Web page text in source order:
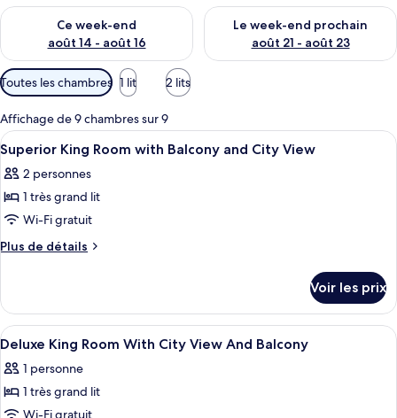
Ce week-end
août 14 - août 16
Vérifier la disponibilité pour ce week-end août 14 - août 16
Le week-end prochain
août 21 - août 23
Vérifier la disponibilité pour
Filtres
disponibles
pour
les
chambres
Toutes les chambres 1 lit 2 lits
Affichage de 9 chambres sur 9
Afficher
toutes
les
photos
pour
ce
chambre :
Superior
King
Room
with
Balcony
Une chambre d’hôtel équipée d’un
2
Superior King Room with Balcony and City View
2 personnes
1 très grand lit
Wi-Fi gratuit
Plus de détails
Plus
le
type
de
Superior
King
Voir les prix
Afficher
toutes
les
photos
Coffres-forts dans les chambres,
6
Deluxe King Room With City View And Balcony
1 personne
1 très grand lit
Wi-Fi gratuit